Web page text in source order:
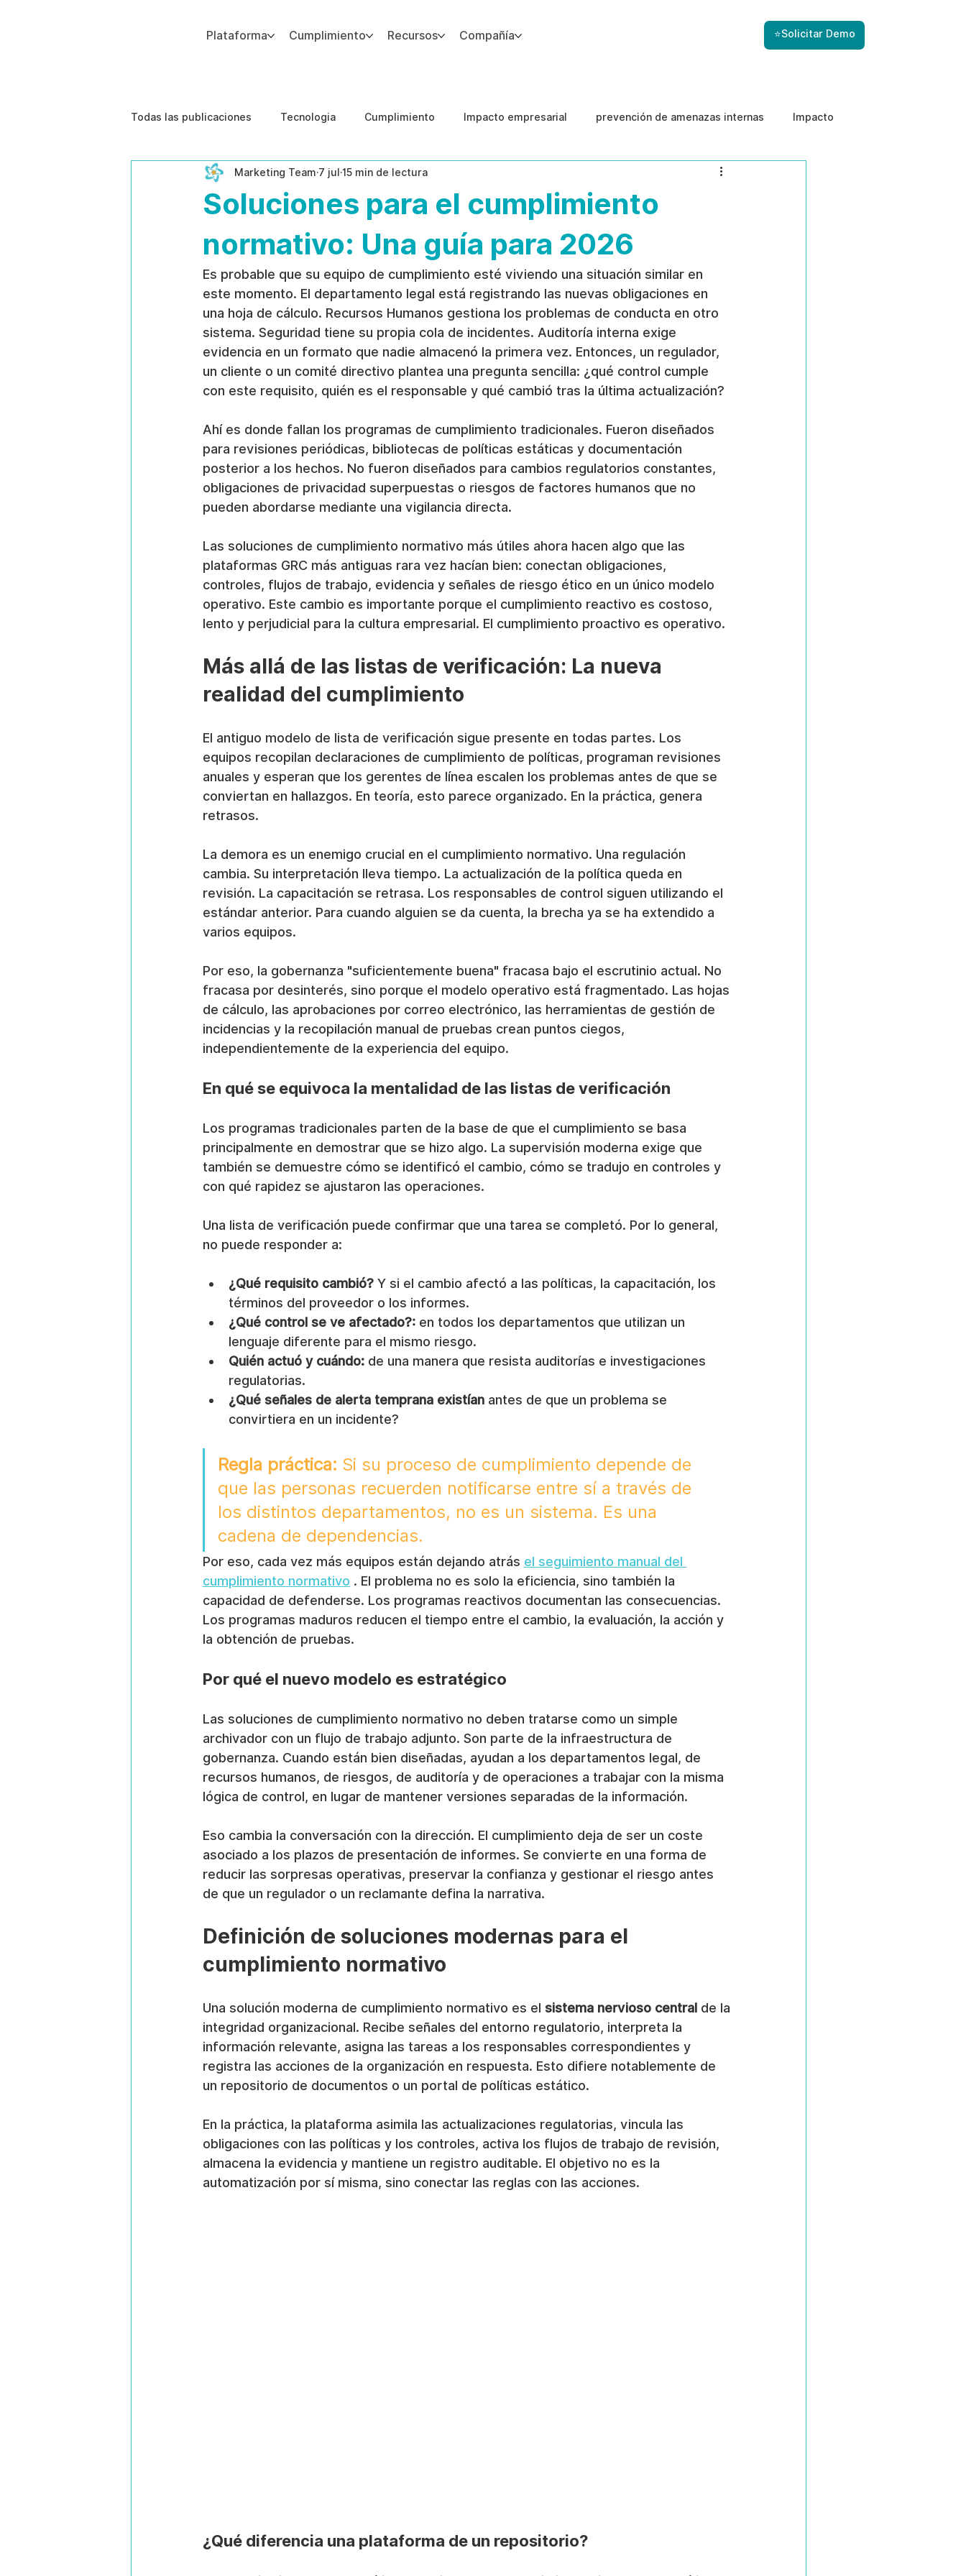
Plataforma Cumplimiento Recursos Compañía ⭐Solicitar Demo
Todas las publicaciones Tecnologia Cumplimiento Impacto empresarial prevención de amenazas internas Impacto
Estudios de caso Etica de IA Integridad del Capital Humano
Soluciones para el cumplimiento
normativo: Una guía para 2026
Marketing Team 7 jul 15 min de lectura
Es probable que su equipo de cumplimiento esté viviendo una situación similar en
este momento. El departamento legal está registrando las nuevas obligaciones en
una hoja de cálculo. Recursos Humanos gestiona los problemas de conducta en otro
sistema. Seguridad tiene su propia cola de incidentes. Auditoría interna exige
evidencia en un formato que nadie almacenó la primera vez. Entonces, un regulador,
un cliente o un comité directivo plantea una pregunta sencilla: ¿qué control cumple
con este requisito, quién es el responsable y qué cambió tras la última actualización?
Ahí es donde fallan los programas de cumplimiento tradicionales. Fueron diseñados
para revisiones periódicas, bibliotecas de políticas estáticas y documentación
posterior a los hechos. No fueron diseñados para cambios regulatorios constantes,
obligaciones de privacidad superpuestas o riesgos de factores humanos que no
pueden abordarse mediante una vigilancia directa.
Las soluciones de cumplimiento normativo más útiles ahora hacen algo que las
plataformas GRC más antiguas rara vez hacían bien: conectan obligaciones,
controles, flujos de trabajo, evidencia y señales de riesgo ético en un único modelo
operativo. Este cambio es importante porque el cumplimiento reactivo es costoso,
lento y perjudicial para la cultura empresarial. El cumplimiento proactivo es operativo.
Más allá de las listas de verificación: La nueva
realidad del cumplimiento
El antiguo modelo de lista de verificación sigue presente en todas partes. Los
equipos recopilan declaraciones de cumplimiento de políticas, programan revisiones
anuales y esperan que los gerentes de línea escalen los problemas antes de que se
conviertan en hallazgos. En teoría, esto parece organizado. En la práctica, genera
retrasos.
La demora es un enemigo crucial en el cumplimiento normativo. Una regulación
cambia. Su interpretación lleva tiempo. La actualización de la política queda en
revisión. La capacitación se retrasa. Los responsables de control siguen utilizando el
estándar anterior. Para cuando alguien se da cuenta, la brecha ya se ha extendido a
varios equipos.
Por eso, la gobernanza "suficientemente buena" fracasa bajo el escrutinio actual. No
fracasa por desinterés, sino porque el modelo operativo está fragmentado. Las hojas
de cálculo, las aprobaciones por correo electrónico, las herramientas de gestión de
incidencias y la recopilación manual de pruebas crean puntos ciegos,
independientemente de la experiencia del equipo.
En qué se equivoca la mentalidad de las listas de verificación
Los programas tradicionales parten de la base de que el cumplimiento se basa
principalmente en demostrar que se hizo algo. La supervisión moderna exige que
también se demuestre cómo se identificó el cambio, cómo se tradujo en controles y
con qué rapidez se ajustaron las operaciones.
Una lista de verificación puede confirmar que una tarea se completó. Por lo general,
no puede responder a:
¿Qué requisito cambió? Y si el cambio afectó a las políticas, la capacitación, los
términos del proveedor o los informes.
¿Qué control se ve afectado?: en todos los departamentos que utilizan un
lenguaje diferente para el mismo riesgo.
Quién actuó y cuándo: de una manera que resista auditorías e investigaciones
regulatorias.
¿Qué señales de alerta temprana existían antes de que un problema se
convirtiera en un incidente?
Regla práctica: Si su proceso de cumplimiento depende de
que las personas recuerden notificarse entre sí a través de
los distintos departamentos, no es un sistema. Es una
cadena de dependencias.
Por eso, cada vez más equipos están dejando atrás el seguimiento manual del
cumplimiento normativo . El problema no es solo la eficiencia, sino también la
capacidad de defenderse. Los programas reactivos documentan las consecuencias.
Los programas maduros reducen el tiempo entre el cambio, la evaluación, la acción y
la obtención de pruebas.
Por qué el nuevo modelo es estratégico
Las soluciones de cumplimiento normativo no deben tratarse como un simple
archivador con un flujo de trabajo adjunto. Son parte de la infraestructura de
gobernanza. Cuando están bien diseñadas, ayudan a los departamentos legal, de
recursos humanos, de riesgos, de auditoría y de operaciones a trabajar con la misma
lógica de control, en lugar de mantener versiones separadas de la información.
Eso cambia la conversación con la dirección. El cumplimiento deja de ser un coste
asociado a los plazos de presentación de informes. Se convierte en una forma de
reducir las sorpresas operativas, preservar la confianza y gestionar el riesgo antes
de que un regulador o un reclamante defina la narrativa.
Definición de soluciones modernas para el
cumplimiento normativo
Una solución moderna de cumplimiento normativo es el sistema nervioso central de la
integridad organizacional. Recibe señales del entorno regulatorio, interpreta la
información relevante, asigna las tareas a los responsables correspondientes y
registra las acciones de la organización en respuesta. Esto difiere notablemente de
un repositorio de documentos o un portal de políticas estático.
En la práctica, la plataforma asimila las actualizaciones regulatorias, vincula las
obligaciones con las políticas y los controles, activa los flujos de trabajo de revisión,
almacena la evidencia y mantiene un registro auditable. El objetivo no es la
automatización por sí misma, sino conectar las reglas con las acciones.
¿Qué diferencia una plataforma de un repositorio?